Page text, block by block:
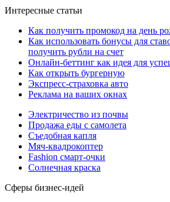
Интересные статьи
Как получить промокод на день
Как использовать бонусы для
получить рубли на счет
Онлайн-беттинг как идея для
Как открыть бургерную
Экспресс-страховка авто
Реклама на ваших окнах
Электричество из почвы
Продажа еды с самолета
Съедобная капля
Мяч-квадрокоптер
Fashion смарт-очки
Солнечная краска
Сферы бизнес-идей